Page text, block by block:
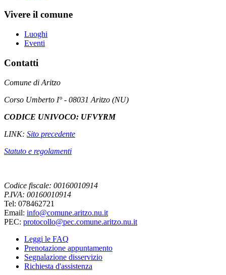
Vivere il comune
Luoghi
Eventi
Contatti
Comune di Aritzo
Corso Umberto I° - 08031 Aritzo (NU)
CODICE UNIVOCO: UFVYRM
LINK: Sito precedente
Statuto e regolamenti
Codice fiscale: 00160010914
P.IVA: 00160010914
Tel: 078462721
Email: info@comune.aritzo.nu.it
PEC: protocollo@pec.comune.aritzo.nu.it
Leggi le FAQ
Prenotazione appuntamento
Segnalazione disservizio
Richiesta d'assistenza